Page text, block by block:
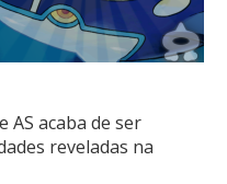
AS acaba de ser
reveladas na